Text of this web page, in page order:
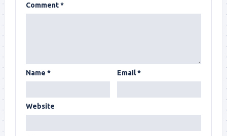
Comment*
Name * Email*
Website